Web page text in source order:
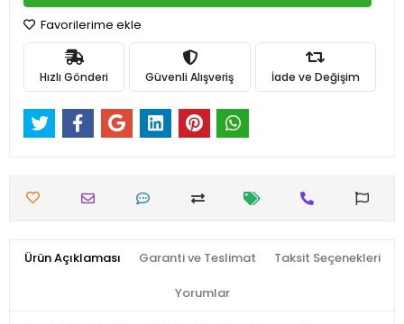
Favorilerime ekle
Hızlı Gönderi Güvenli Alışveriş İade ve Değişim
Ürün Açıklaması Garanti ve Teslimat Taksit Seçenekleri
Yorumlar